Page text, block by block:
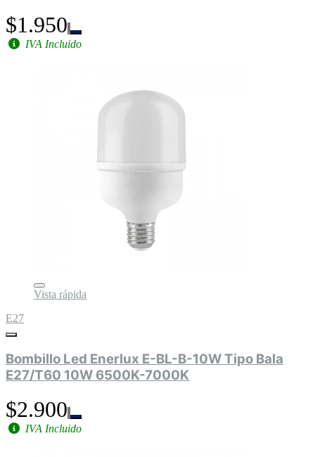
$1.950
IVA Incluido
Vista rápida
E27
Bombillo Led Enerlux E-BL-B-10W Tipo Bala
E27/T60 10W 6500K-7000K
$2.900
IVA Incluido